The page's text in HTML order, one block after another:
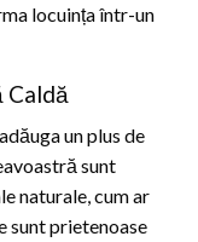
locuința într-un
Caldă
un plus de
sunt
naturale, cum ar
sunt prietenoase